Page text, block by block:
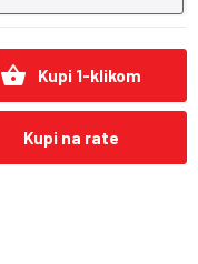
shopping_basket Kupi 1-klikom
Kupi na rate